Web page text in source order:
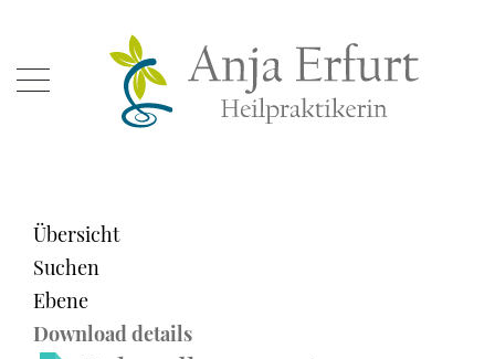
Übersicht
Suchen
Ebene
Download details